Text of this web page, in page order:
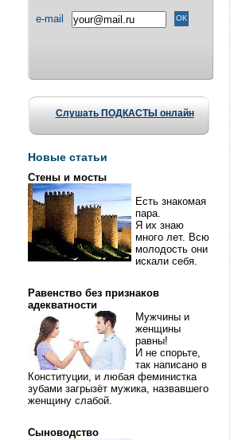
e-mail
Слушать ПОДКАСТЫ онлайн
Новые статьи
Стены и мосты
Есть знакомая
пара.
Я их знаю
много лет. Всю
молодость они
искали себя.
Равенство без признаков
адекватности
Мужчины и
женщины
равны!
И не спорьте,
так написано в
Конституции, и любая феминистка
зубами загрызёт мужика, назвавшего
женщину слабой.
Сыноводство